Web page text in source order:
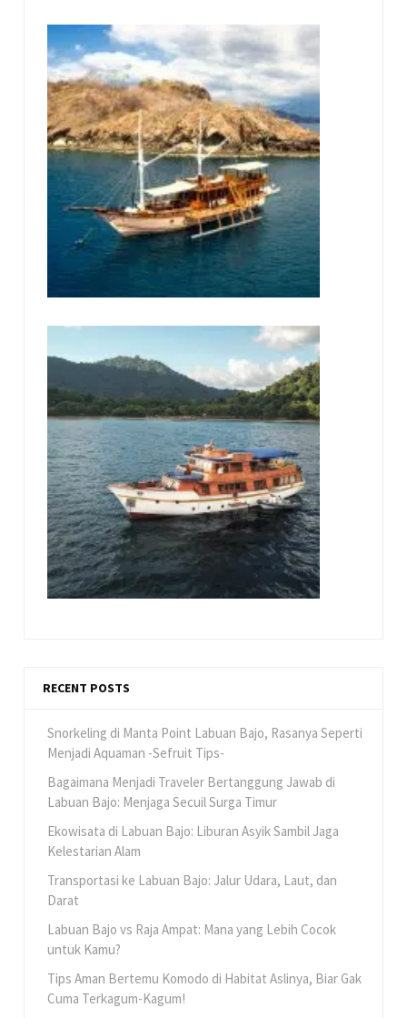
RECENT POSTS
Snorkeling di Manta Point Labuan Bajo, Rasanya Seperti
Menjadi Aquaman -Sefruit Tips-
Bagaimana Menjadi Traveler Bertanggung Jawab di
Labuan Bajo: Menjaga Secuil Surga Timur
Ekowisata di Labuan Bajo: Liburan Asyik Sambil Jaga
Kelestarian Alam
Transportasi ke Labuan Bajo: Jalur Udara, Laut, dan
Darat
Labuan Bajo vs Raja Ampat: Mana yang Lebih Cocok
untuk Kamu?
Tips Aman Bertemu Komodo di Habitat Aslinya, Biar Gak
Cuma Terkagum-Kagum!